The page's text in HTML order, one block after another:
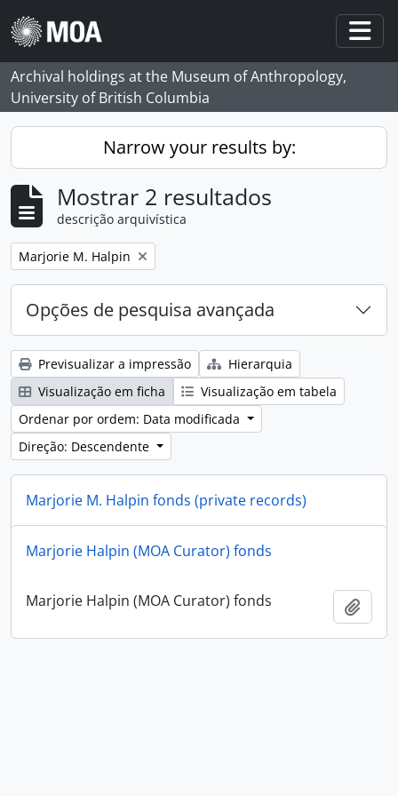
Skip to main content
Archival holdings at the Museum of Anthropology,
University of British Columbia
Narrow your results by:
Mostrar 2 resultados
descrição arquivística
Remove filter:
Marjorie M. Halpin
Opções de pesquisa avançada
Previsualizar a impressão
Hierarquia
Visualização em ficha
Visualização em tabela
Ordenar por ordem: Data modificada
Direção: Descendente
Marjorie M. Halpin fonds (private records)
Marjorie M. Halpin fonds (private records)
Marjorie Halpin (MOA Curator) fonds
Marjorie Halpin (MOA Curator) fonds